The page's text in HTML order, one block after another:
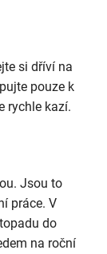
si dříví na
pouze k
rychle kazí.
Jsou to
práce. V
do
na roční